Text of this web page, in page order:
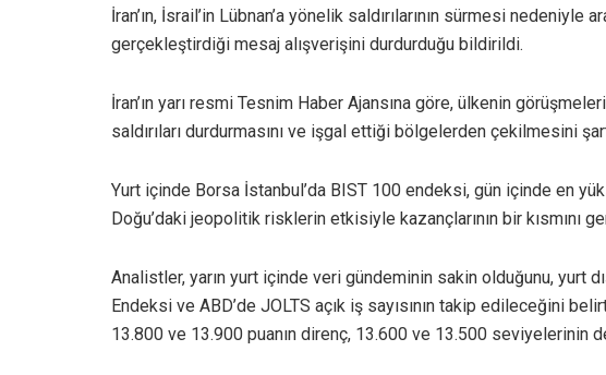
İran’ın, İsrail’in Lübnan’a yönelik saldırılarının sürmesi nedeniyle
gerçekleştirdiği mesaj alışverişini durdurduğu bildirildi.
İran’ın yarı resmi Tesnim Haber Ajansına göre, ülkenin
saldırıları durdurmasını ve işgal ettiği bölgelerden çekilmesini
Yurt içinde Borsa İstanbul’da BIST 100 endeksi, gün içinde en
Doğu’daki jeopolitik risklerin etkisiyle kazançlarının bir kısmını
Analistler, yarın yurt içinde veri gündeminin sakin olduğunu, yurt
Endeksi ve ABD’de JOLTS açık iş sayısının takip edileceğini
13.800 ve 13.900 puanın direnç, 13.600 ve 13.500 seviyelerinin